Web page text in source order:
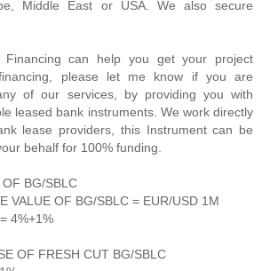
Middle East or USA. We also secure
Financing can help you get your project
please let me know if you are
of our services, by providing you with
leased bank instruments. We work directly
lease providers, this Instrument can be
behalf for 100% funding.
BG/SBLC
VALUE OF BG/SBLC = EUR/USD 1M
4%+1%
OF FRESH CUT BG/SBLC